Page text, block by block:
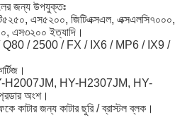
জন্য উপযুক্তঃ
এস৫২০০, জিটিএক্সএল, এক্সএলসি৭০০০,
এস৩২০০ ইত্যাদি।
Q80 / 2500 / FX / IX6 / MP6 / IX9 /
H2007JM, HY-H2307JM, HY-
অংশ।
কাটার জন্য কাটার ছুরি / ব্রাস্টল ব্লক।